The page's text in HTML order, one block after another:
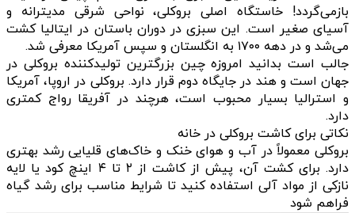
بازمی‌گردد! خاستگاه اصلی بروکلی، نواحی شرقی مدیترانه و
آسیای صغیر است. این سبزی در دوران باستان در ایتالیا کشت
می‌شد و در دهه ۱۷۰۰ به انگلستان و سپس آمریکا معرفی شد.
جالب است بدانید امروزه چین بزرگترین تولیدکننده بروکلی در
جهان است و هند در جایگاه دوم قرار دارد. بروکلی در اروپا، آمریکا
و استرالیا بسیار محبوب است، هرچند در آفریقا رواج کمتری
دارد.
نکاتی برای کاشت بروکلی در خانه
بروکلی معمولاً در آب و هوای خنک و خاک‌های قلیایی رشد بهتری
دارد. برای کشت آن، پیش از کاشت از ۲ تا ۴ اینچ کود یا لایه
نازکی از مواد آلی استفاده کنید تا شرایط مناسب برای رشد گیاه
فراهم شود